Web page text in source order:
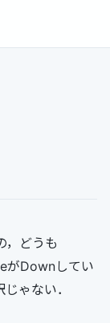
，どうも
がDownしてい
ゃない．